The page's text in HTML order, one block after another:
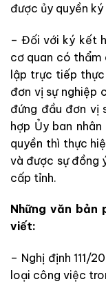
được ủy quyền
– Đối với ký kết
cơ quan có thẩm
lập trực tiếp thực
đơn vị sự nghiệp
đứng đầu đơn vị
hợp Ủy ban
quyền thì thực
và được sự đồng
cấp tỉnh.
Những văn bản
viết:
– Nghị định 111/
loại công việc